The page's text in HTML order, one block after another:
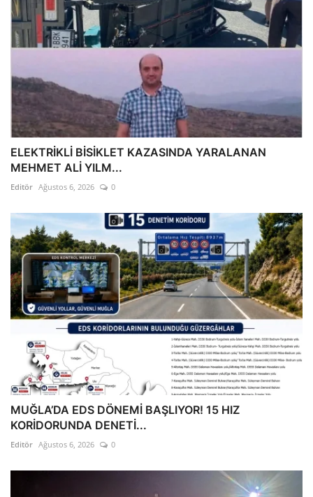
ELEKTRİKLİ BİSİKLET KAZASINDA YARALANAN
MEHMET ALİ YILM...
Editör Ağustos 6, 2026 0
MUĞLA’DA EDS DÖNEMİ BAŞLIYOR! 15 HIZ
KORİDORUNDA DENETİ...
Editör Ağustos 6, 2026 0